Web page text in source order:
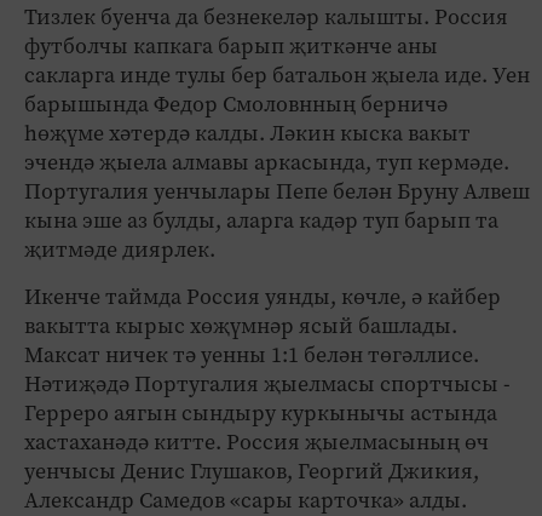
Тизлек буенча да безнекеләр калышты. Россия
футболчы капкага барып җиткәнче аны
сакларга инде тулы бер батальон җыела иде. Уен
барышында Федор Смоловнның берничә
һөҗүме хәтердә калды. Ләкин кыска вакыт
эчендә җыела алмавы аркасында, туп кермәде.
Португалия уенчылары Пепе белән Бруну Алвеш
кына эше аз булды, аларга кадәр туп барып та
җитмәде диярлек.
Икенче таймда Россия уянды, көчле, ә кайбер
вакытта кырыс хөҗүмнәр ясый башлады.
Максат ничек тә уенны 1:1 белән төгәллисе.
Нәтиҗәдә Португалия җыелмасы спортчысы -
Герреро аягын сындыру куркынычы астында
хастаханәдә китте. Россия җыелмасының өч
уенчысы Денис Глушаков, Георгий Джикия,
Александр Самедов «сары карточка» алды.